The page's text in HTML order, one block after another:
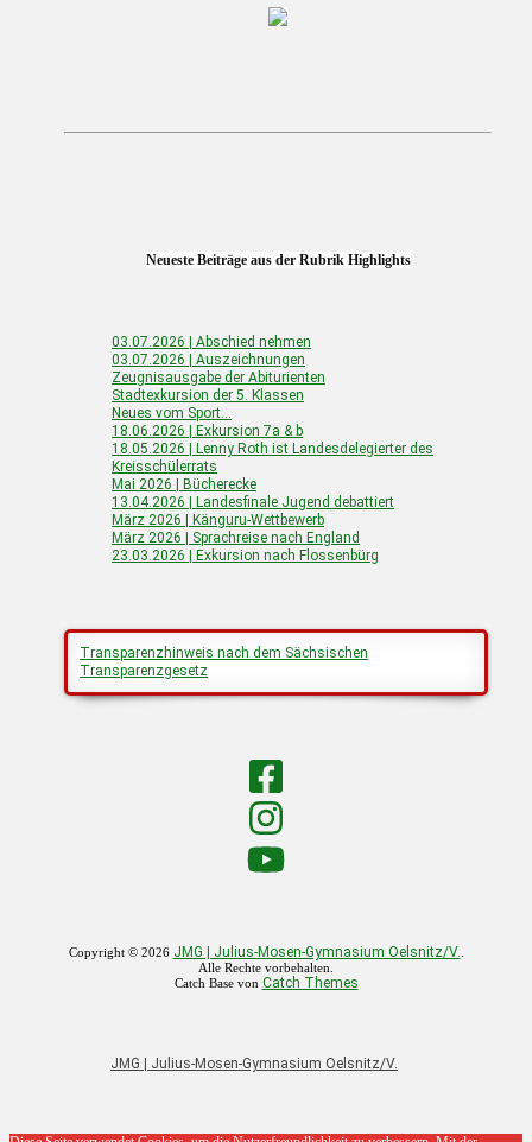
JMG | Julius-Mosen-Gymnasium Oelsnitz/V.
Neueste Beiträge aus der Rubrik Highlights
03.07.2026 | Abschied nehmen
03.07.2026 | Auszeichnungen
Zeugnisausgabe der Abiturienten
Stadtexkursion der 5. Klassen
Neues vom Sport…
18.06.2026 | Exkursion 7a & b
18.05.2026 | Lenny Roth ist Landesdelegierter des
Kreisschülerrats
Mai 2026 | Bücherecke
13.04.2026 | Landesfinale Jugend debattiert
März 2026 | Känguru-Wettbewerb
März 2026 | Sprachreise nach England
23.03.2026 | Exkursion nach Flossenbürg
Transparenzhinweis nach dem Sächsischen
Transparenzgesetz
Copyright © 2026 JMG | Julius-Mosen-Gymnasium Oelsnitz/V.
Alle Rechte vorbehalten.
Catch Base von Catch Themes